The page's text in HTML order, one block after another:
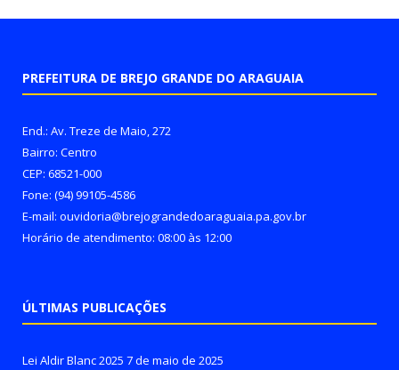
PREFEITURA DE BREJO GRANDE DO ARAGUAIA
End.: Av. Treze de Maio, 272
Bairro: Centro
CEP: 68521-000
Fone: (94) 99105-4586
E-mail: ouvidoria@brejograndedoaraguaia.pa.gov.br
Horário de atendimento: 08:00 às 12:00
ÚLTIMAS PUBLICAÇÕES
Lei Aldir Blanc 2025 7 de maio de 2025